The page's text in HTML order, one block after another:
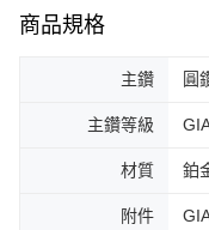
商品規格
主鑽 圓
主鑽等級
材質 鉑
附件